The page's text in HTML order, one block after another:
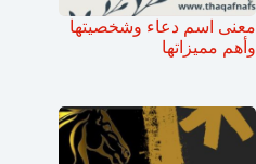
معنى اسم دعاء وشخصيتها
وأهم مميزاتها